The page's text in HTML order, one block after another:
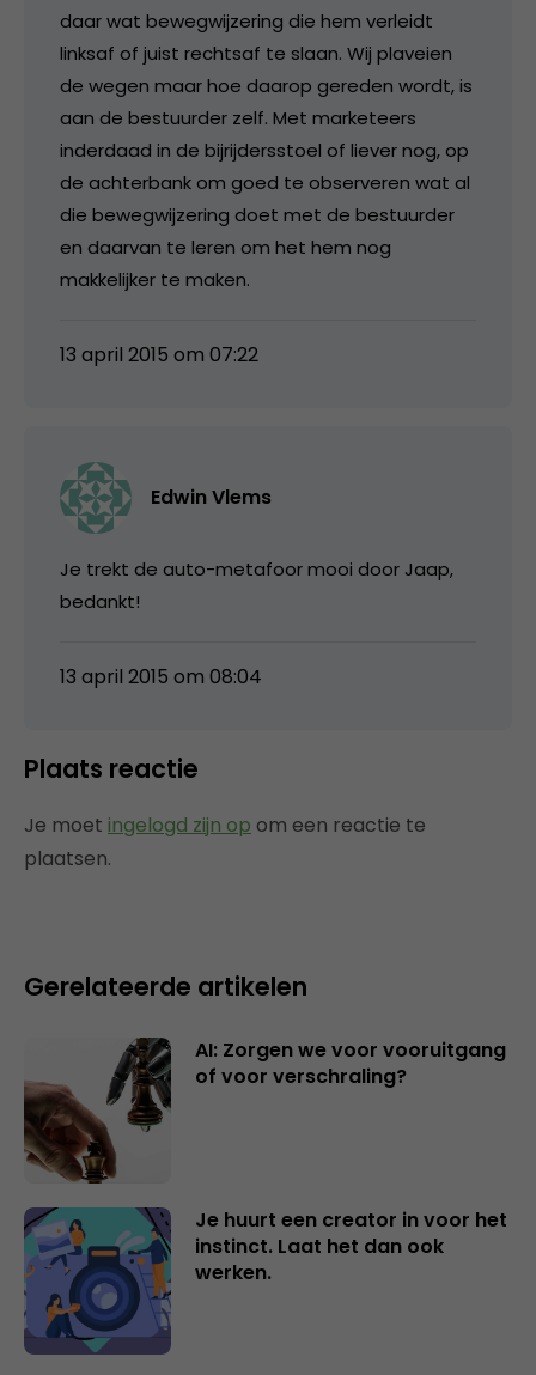
daar wat bewegwijzering die hem verleidt
linksaf of juist rechtsaf te slaan. Wij plaveien
de wegen maar hoe daarop gereden wordt, is
aan de bestuurder zelf. Met marketeers
inderdaad in de bijrijdersstoel of liever nog, op
de achterbank om goed te observeren wat al
die bewegwijzering doet met de bestuurder
en daarvan te leren om het hem nog
makkelijker te maken.
13 april 2015 om 07:22
Edwin Vlems
Je trekt de auto-metafoor mooi door Jaap,
bedankt!
13 april 2015 om 08:04
Plaats reactie
Je moet ingelogd zijn op om een reactie te
plaatsen.
Gerelateerde artikelen
AI: Zorgen we voor vooruitgang
of voor verschraling?
Je huurt een creator in voor het
instinct. Laat het dan ook
werken.